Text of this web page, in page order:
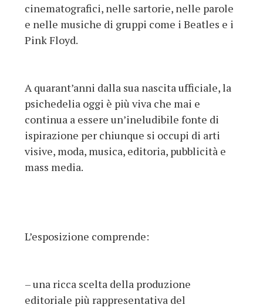
cinematografici, nelle sartorie, nelle parole
e nelle musiche di gruppi come i Beatles e i
Pink Floyd.
A quarant’anni dalla sua nascita ufficiale, la
psichedelia oggi è più viva che mai e
continua a essere un’ineludibile fonte di
ispirazione per chiunque si occupi di arti
visive, moda, musica, editoria, pubblicità e
mass media.
L’esposizione comprende:
– una ricca scelta della produzione
editoriale più rappresentativa del